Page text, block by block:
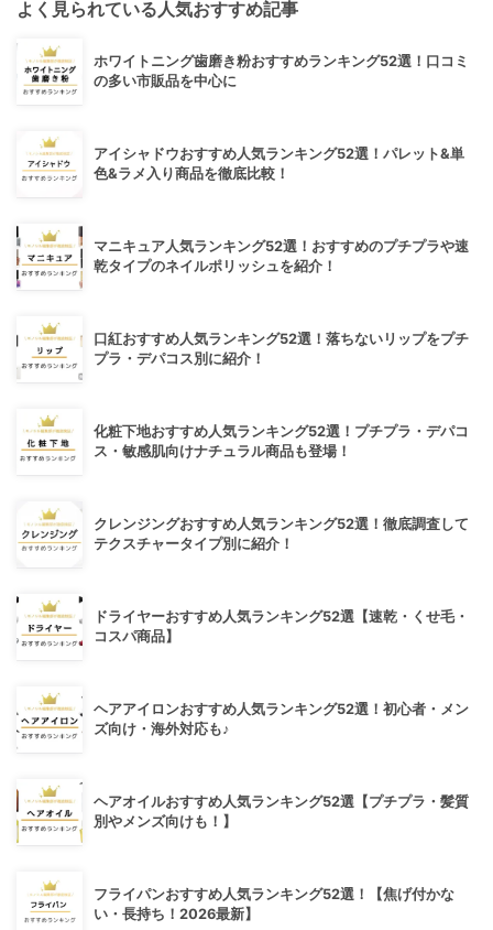
よく見られている人気おすすめ記事
ホワイトニング歯磨き粉おすすめランキング52選！口コミ
の多い市販品を中心に
アイシャドウおすすめ人気ランキング52選！パレット&単
色&ラメ入り商品を徹底比較！
マニキュア人気ランキング52選！おすすめのプチプラや速
乾タイプのネイルポリッシュを紹介！
口紅おすすめ人気ランキング52選！落ちないリップをプチ
プラ・デパコス別に紹介！
化粧下地おすすめ人気ランキング52選！プチプラ・デパコ
ス・敏感肌向けナチュラル商品も登場！
クレンジングおすすめ人気ランキング52選！徹底調査して
テクスチャータイプ別に紹介！
ドライヤーおすすめ人気ランキング52選【速乾・くせ毛・
コスパ商品】
ヘアアイロンおすすめ人気ランキング52選！初心者・メン
ズ向け・海外対応も♪
ヘアオイルおすすめ人気ランキング52選【プチプラ・髪質
別やメンズ向けも！】
フライパンおすすめ人気ランキング52選！【焦げ付かな
い・長持ち！2026最新】